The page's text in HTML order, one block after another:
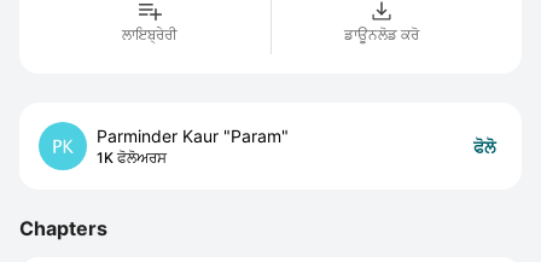
ਲਾਇਬ੍ਰੇਰੀ ਡਾਊਨਲੋਡ ਕਰੋ
Parminder Kaur "Param"
1K ਫੋਲੋਅਰਸ
ਫੋਲੋ
Chapters